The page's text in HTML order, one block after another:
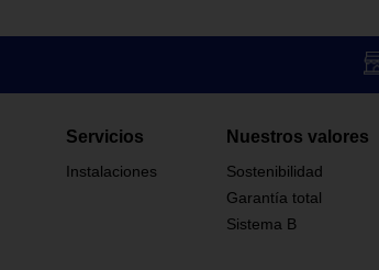
Temperatura De Color
Servicios
Instalaciones
Nuestros valores
Sostenibilidad
Garantía total
Sistema B